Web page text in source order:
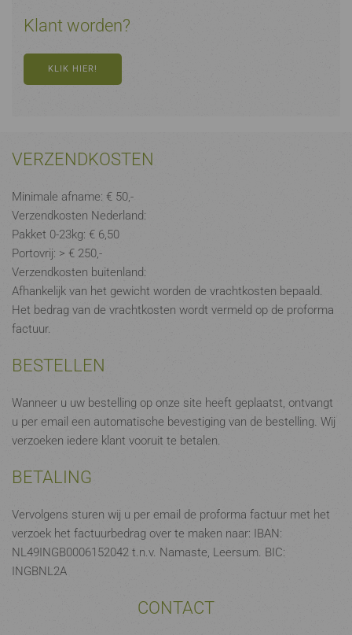
Klant worden?
KLIK HIER!
VERZENDKOSTEN
Minimale afname: € 50,-
Verzendkosten Nederland:
Pakket 0-23kg: € 6,50
Portovrij: > € 250,-
Verzendkosten buitenland:
Afhankelijk van het gewicht worden de vrachtkosten bepaald.
Het bedrag van de vrachtkosten wordt vermeld op de proforma
factuur.
BESTELLEN
Wanneer u uw bestelling op onze site heeft geplaatst, ontvangt
u per email een automatische bevestiging van de bestelling. Wij
verzoeken iedere klant vooruit te betalen.
BETALING
Vervolgens sturen wij u per email de proforma factuur met het
verzoek het factuurbedrag over te maken naar: IBAN:
NL49INGB0006152042 t.n.v. Namaste, Leersum. BIC:
INGBNL2A
CONTACT